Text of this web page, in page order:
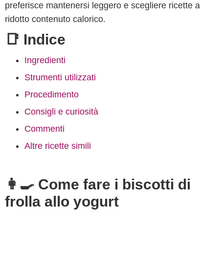
preferisce mantenersi leggero e scegliere ricette a
ridotto contenuto calorico.
📑 Indice
Ingredienti
Strumenti utilizzati
Procedimento
Consigli e curiosità
Commenti
Altre ricette simili
👩‍🍳 Come fare i biscotti di
frolla allo yogurt